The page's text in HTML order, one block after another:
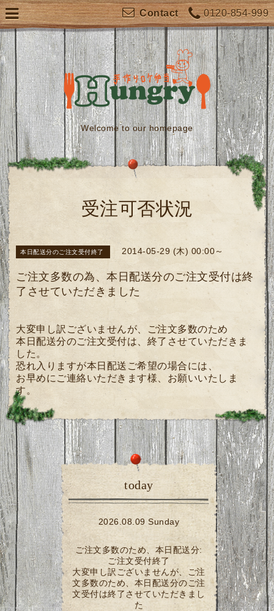
0120-854-999
Contact
Welcome to our homepage
受注可否状況
本日配送分のご注文受付終了 2014-05-29 (木) 00:00～
ご注文多数の為、本日配送分のご注文受付は終
了させていただきました
大変申し訳ございませんが、ご注文多数のため
本日配送分のご注文受付は、終了させていただきま
した。
恐れ入りますが本日配送ご希望の場合には、
お早めにご連絡いただきます様、 お願いいたしま
す。
today
2026.08.09 Sunday
ご注文多数のため、本日配送分:
ご注文受付終了
大変申し訳ございませんが、ご注
文多数のため、本日配送分のご注
文受付は終了させていただきまし
た